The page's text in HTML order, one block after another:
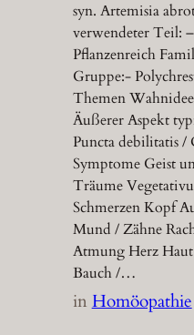
syn. Artemisia
verwendeter Teil:
Pflanzenreich
Gruppe:-
Themen
Äußerer Aspekt
Puncta debilitatis /
Symptome Geist
Träume
Schmerzen Kopf
Mund / Zähne
Atmung Herz
Bauch /…
inHomöopathie